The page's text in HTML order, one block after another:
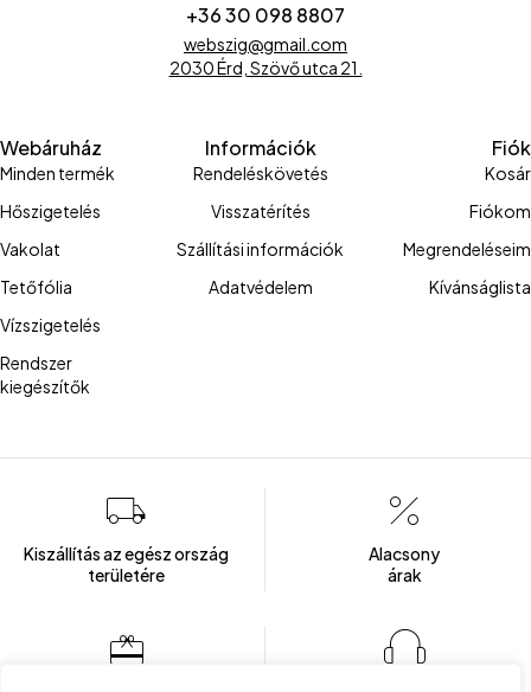
+36 30 098 8807
webszig@gmail.com
2030 Érd, Szövő utca 21.
Webáruház
Minden termék
Hőszigetelés
Vakolat
Tetőfólia
Vízszigetelés
Rendszer
kiegészítők
Információk
Rendeléskövetés
Visszatérítés
Szállítási információk
Adatvédelem
Fiók
Kosár
Fiókom
Megrendeléseim
Kívánságlista
Kiszállítás az egész ország
területére
Alacsony
árak